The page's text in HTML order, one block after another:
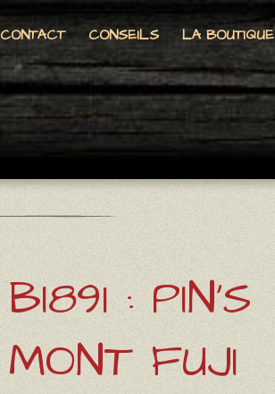
CONTACT CONSEILS LA BOUTIQUE
BI891 : PIN'S
MONT FUJI